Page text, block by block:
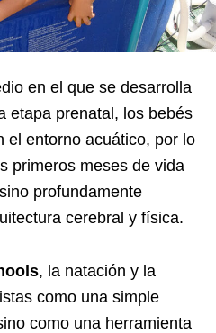
en el que se desarrolla
etapa prenatal, los bebés
el entorno acuático, por lo
primeros meses de vida
profundamente
cerebral y física.
, la natación y la
como una simple
como una herramienta